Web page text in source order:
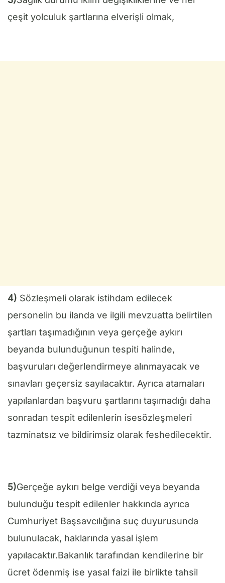
çeşit yolculuk şartlarına elverişli olmak,
4) Sözleşmeli olarak istihdam edilecek
personelin bu ilanda ve ilgili mevzuatta belirtilen
şartları taşımadığının veya gerçeğe aykırı
beyanda bulunduğunun tespiti halinde,
başvuruları değerlendirmeye alınmayacak ve
sınavları geçersiz sayılacaktır. Ayrıca atamaları
yapılanlardan başvuru şartlarını taşımadığı daha
sonradan tespit edilenlerin isesözleşmeleri
tazminatsız ve bildirimsiz olarak feshedilecektir.
5)Gerçeğe aykırı belge verdiği veya beyanda
bulunduğu tespit edilenler hakkında ayrıca
Cumhuriyet Başsavcılığına suç duyurusunda
bulunulacak, haklarında yasal işlem
yapılacaktır.Bakanlık tarafından kendilerine bir
ücret ödenmiş ise yasal faizi ile birlikte tahsil